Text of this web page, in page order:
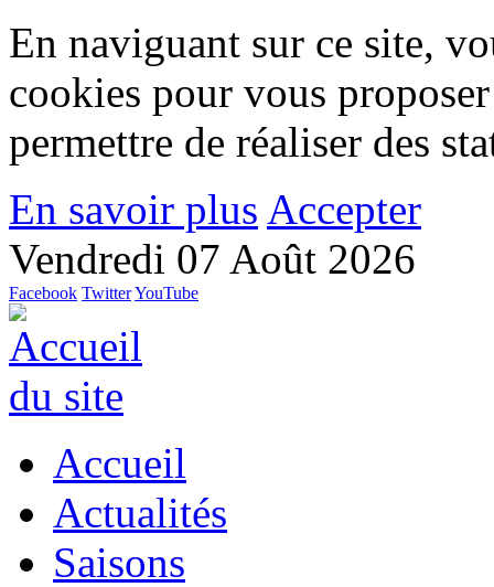
En naviguant sur ce site,
cookies pour vous
permettre de réaliser des
En savoir plus Accepter
Vendredi 07 Août 2026
Facebook TwitterYouTube
Accueil
Actualités
Saisons